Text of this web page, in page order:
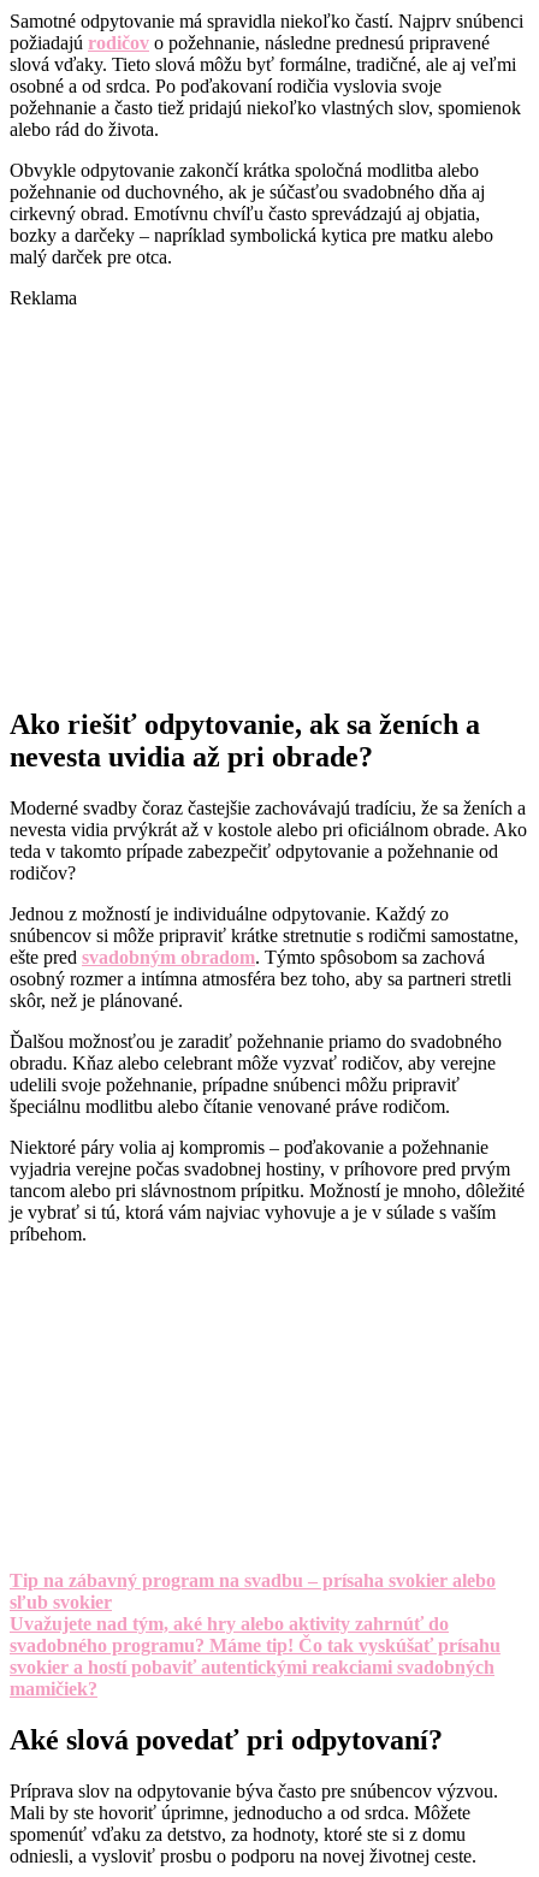
Samotné odpytovanie má spravidla niekoľko častí. Najprv snúbenci
požiadajú rodičov o požehnanie, následne prednesú pripravené
slová vďaky. Tieto slová môžu byť formálne, tradičné, ale aj veľmi
osobné a od srdca. Po poďakovaní rodičia vyslovia svoje
požehnanie a často tiež pridajú niekoľko vlastných slov, spomienok
alebo rád do života.
Obvykle odpytovanie zakončí krátka spoločná modlitba alebo
požehnanie od duchovného, ak je súčasťou svadobného dňa aj
cirkevný obrad. Emotívnu chvíľu často sprevádzajú aj objatia,
bozky a darčeky – napríklad symbolická kytica pre matku alebo
malý darček pre otca.
Reklama
Ako riešiť odpytovanie, ak sa ženích a
nevesta uvidia až pri obrade?
Moderné svadby čoraz častejšie zachovávajú tradíciu, že sa ženích a
nevesta vidia prvýkrát až v kostole alebo pri oficiálnom obrade. Ako
teda v takomto prípade zabezpečiť odpytovanie a požehnanie od
rodičov?
Jednou z možností je individuálne odpytovanie. Každý zo
snúbencov si môže pripraviť krátke stretnutie s rodičmi samostatne,
ešte pred svadobným obradom. Týmto spôsobom sa zachová
osobný rozmer a intímna atmosféra bez toho, aby sa partneri stretli
skôr, než je plánované.
Ďalšou možnosťou je zaradiť požehnanie priamo do svadobného
obradu. Kňaz alebo celebrant môže vyzvať rodičov, aby verejne
udelili svoje požehnanie, prípadne snúbenci môžu pripraviť
špeciálnu modlitbu alebo čítanie venované práve rodičom.
Niektoré páry volia aj kompromis – poďakovanie a požehnanie
vyjadria verejne počas svadobnej hostiny, v príhovore pred prvým
tancom alebo pri slávnostnom prípitku. Možností je mnoho, dôležité
je vybrať si tú, ktorá vám najviac vyhovuje a je v súlade s vaším
príbehom.
Tip na zábavný program na svadbu – prísaha svokier alebo
sľub svokier
Uvažujete nad tým, aké hry alebo aktivity zahrnúť do
svadobného programu? Máme tip! Čo tak vyskúšať prísahu
svokier a hostí pobaviť autentickými reakciami svadobných
mamičiek?
Aké slová povedať pri odpytovaní?
Príprava slov na odpytovanie býva často pre snúbencov výzvou.
Mali by ste hovoriť úprimne, jednoducho a od srdca. Môžete
spomenúť vďaku za detstvo, za hodnoty, ktoré ste si z domu
odniesli, a vysloviť prosbu o podporu na novej životnej ceste.